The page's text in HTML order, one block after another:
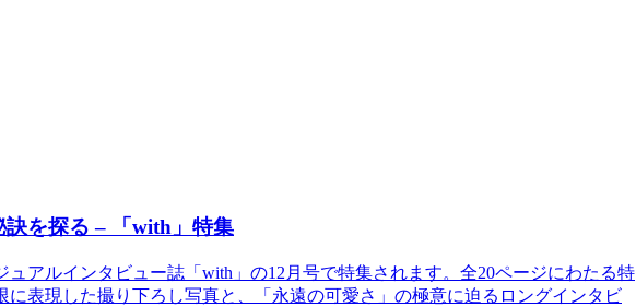
を探る – 「with」特集
アルインタビュー誌「with」の12月号で特集されます。全20ページにわたる特
表現した撮り下ろし写真と、「永遠の可愛さ」の極意に迫るロングインタビ